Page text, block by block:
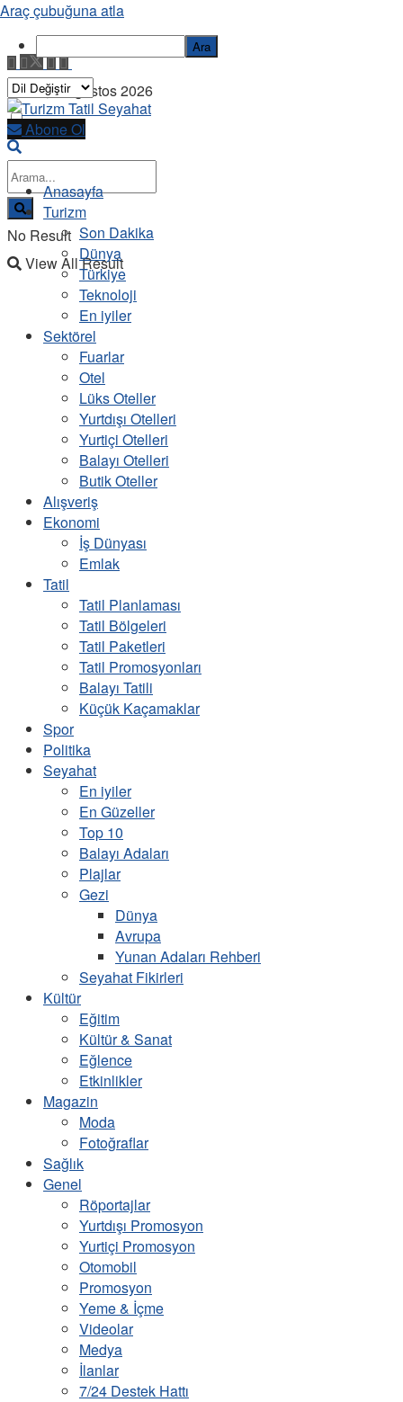
Cuma, 7 Ağustos 2026
No Result
View All Result
Abone Ol
Anasayfa
Turizm
Son Dakika
Dünya
Türkiye
Teknoloji
En iyiler
Sektörel
Fuarlar
Otel
Lüks Oteller
Yurtdışı Otelleri
Yurtiçi Otelleri
Balayı Otelleri
Butik Oteller
Alışveriş
Ekonomi
İş Dünyası
Emlak
Tatil
Tatil Planlaması
Tatil Bölgeleri
Tatil Paketleri
Tatil Promosyonları
Balayı Tatili
Küçük Kaçamaklar
Spor
Politika
Seyahat
En iyiler
En Güzeller
Top 10
Balayı Adaları
Plajlar
Gezi
Dünya
Avrupa
Yunan Adaları Rehberi
Seyahat Fikirleri
Kültür
Eğitim
Kültür & Sanat
Eğlence
Etkinlikler
Magazin
Moda
Fotoğraflar
Sağlık
Genel
Röportajlar
Yurtdışı Promosyon
Yurtiçi Promosyon
Otomobil
Promosyon
Yeme & İçme
Videolar
Medya
İlanlar
7/24 Destek Hattı
Araç çubuğuna atla
Ara